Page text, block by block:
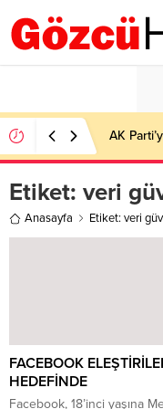
AK
Etiket: veri
Anasayfa Etiket: veri
FACEBOOK
HEDEFİNDE
Facebook, 18’inci yaşına